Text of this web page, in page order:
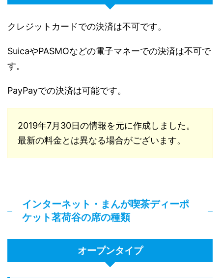
クレジットカードでの決済は不可です。
SuicaやPASMOなどの電子マネーでの決済は不可で
す。
PayPayでの決済は可能です。
2019年7月30日の情報を元に作成しました。
最新の料金とは異なる場合がございます。
インターネット・まんが喫茶ディーポ
ケット茗荷谷の席の種類
オープンタイプ